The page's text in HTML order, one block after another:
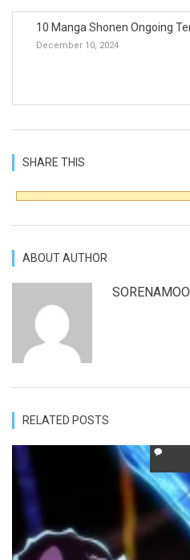
December 10, 2024
SHARE THIS
ABOUT AUTHOR
SORENAMOO
RELATED POSTS